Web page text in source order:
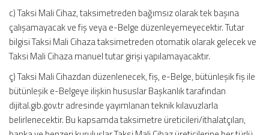
c) Taksi Mali Cihaz, taksimetreden bağımsız olarak tek başına
çalışamayacak ve fiş veya e-Belge düzenleyemeyecektir. Tutar
bilgisi Taksi Mali Cihaza taksimetreden otomatik olarak gelecek ve
Taksi Mali Cihaza manuel tutar girişi yapılamayacaktır.
ç) Taksi Mali Cihazdan düzenlenecek, fiş, e-Belge, bütünleşik fiş ile
bütünleşik e-Belgeye ilişkin hususlar Başkanlık tarafından
dijital.gib.gov.tr adresinde yayımlanan teknik kılavuzlarla
belirlenecektir. Bu kapsamda taksimetre üreticileri/ithalatçıları,